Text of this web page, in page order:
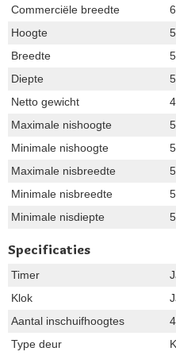
Commerciële breedte
Hoogte
Breedte
Diepte
Netto gewicht
Maximale nishoogte
Minimale nishoogte
Maximale nisbreedte
Minimale nisbreedte
Minimale nisdiepte
Specificaties
Timer
Klok
Aantal inschuifhoogtes
4
Type deur